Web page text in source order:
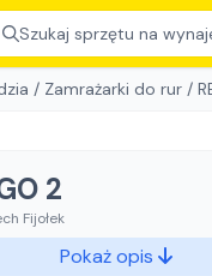
Szukaj sprzętu na
/ Zamrażarki do rur /
2
Fijołek
Pokaż opis